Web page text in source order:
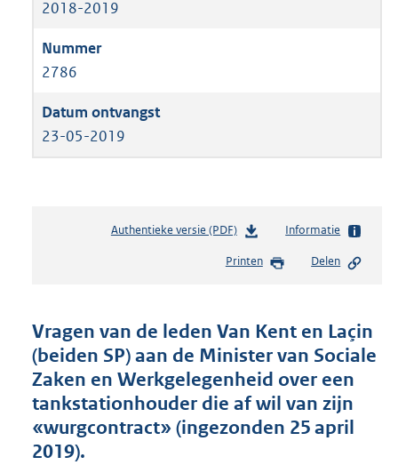
2018-2019
2786
23-05-2019
Authentieke versie (PDF)b
s
d
s
g
r
o
Informatie
Printen Delen
Vragen van de leden Van Kent en Laçin
(beiden SP) aan de Minister van Sociale
Zaken en Werkgelegenheid over een
tankstationhouder die af wil van zijn
«wurgcontract» (ingezonden 25 april
2019).